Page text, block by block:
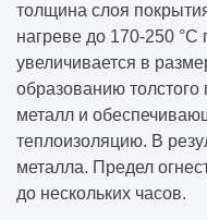
толщина слоя
нагреве до 170-250 °C
увеличивается в
образованию
металл и
теплоизоляцию. В
металла. Предел
до нескольких часов.